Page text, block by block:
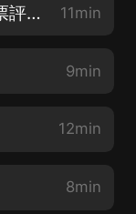
第一部 第1 集 搬碾軲轆（求月票評論互動） 11min
9min
12min
8min